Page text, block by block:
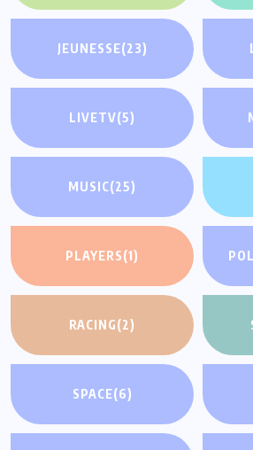
JEUNESSE(23)
LIVETV(5)
MUSIC(25)
PLAYERS(1)
RACING(2)
SPACE(6)